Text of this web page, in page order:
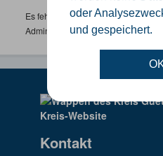
oder
und gespeichert.
Es fehlen spezifische Datensätze?
Administrator unter:
Kontakt